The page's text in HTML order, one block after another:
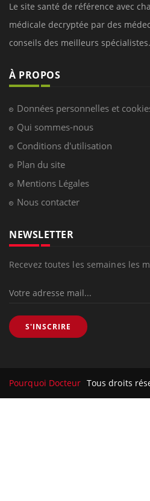
Le site santé de référence avec
médicale decryptée par des
conseils des meilleurs spécialistes.
À PROPOS
Données personnelles et
Qui sommes-nous
Conditions d'utilisation
Plan du site
Mentions Légales
Nous contacter
NEWSLETTER
Recevez toutes les semaines les
S'INSCRIRE
Pourquoi Docteur Tous droits